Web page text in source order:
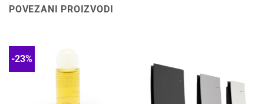
POVEZANI PROIZVODI
-23%